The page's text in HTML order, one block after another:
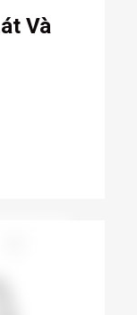
Và